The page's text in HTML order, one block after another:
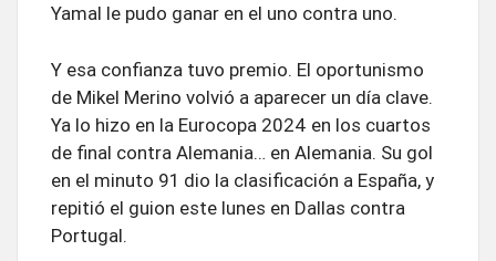
Yamal le pudo ganar en el uno contra uno.
Y esa confianza tuvo premio. El oportunismo
de Mikel Merino volvió a aparecer un día clave.
Ya lo hizo en la Eurocopa 2024 en los cuartos
de final contra Alemania… en Alemania. Su gol
en el minuto 91 dio la clasificación a España, y
repitió el guion este lunes en Dallas contra
Portugal.